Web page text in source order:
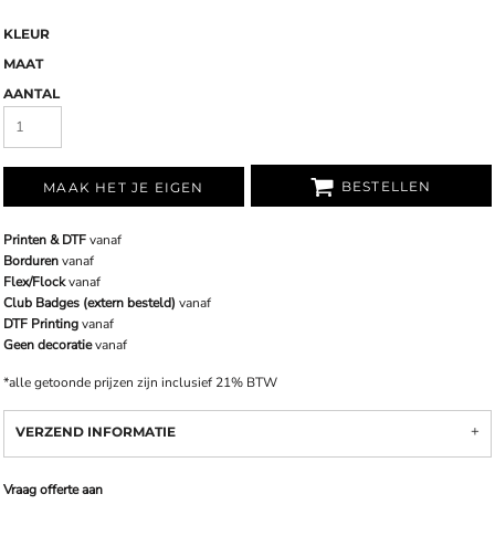
KLEUR
MAAT
AANTAL
MAAK HET JE EIGEN BESTELLEN
Printen & DTFvanaf
Bordurenvanaf
Flex/Flockvanaf
Club Badges (extern besteld) vanaf
DTF Printingvanaf
Geen decoratievanaf
*alle getoonde prijzen zijn inclusief 21% BTW
VERZEND INFORMATIE
Vraag offerte aan